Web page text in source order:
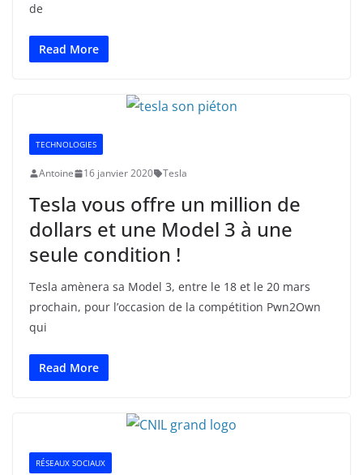
de
Read More
TECHNOLOGIES
Antoine 16 janvier 2020 Tesla
Tesla vous offre un million de
dollars et une Model 3 à une
seule condition !
Tesla amènera sa Model 3, entre le 18 et le 20 mars
prochain, pour l’occasion de la compétition Pwn2Own
qui
Read More
RÉSEAUX SOCIAUX